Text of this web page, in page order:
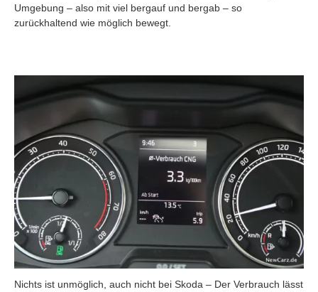
Umgebung – also mit viel bergauf und bergab – so
zurückhaltend wie möglich bewegt.
Nichts ist unmöglich, auch nicht bei Skoda – Der Verbrauch lässt